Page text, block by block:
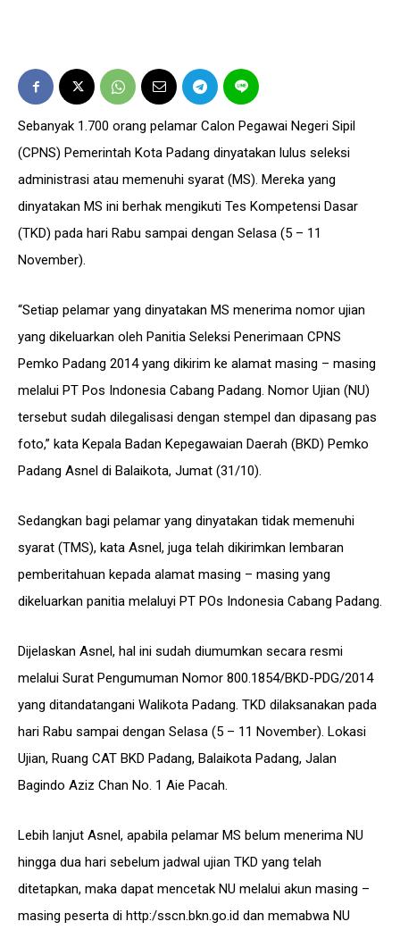
Sebanyak 1.700 orang pelamar Calon Pegawai Negeri Sipil
(CPNS) Pemerintah Kota Padang dinyatakan lulus seleksi
administrasi atau memenuhi syarat (MS). Mereka yang
dinyatakan MS ini berhak mengikuti Tes Kompetensi Dasar
(TKD) pada hari Rabu sampai dengan Selasa (5 – 11
November).
“Setiap pelamar yang dinyatakan MS menerima nomor ujian
yang dikeluarkan oleh Panitia Seleksi Penerimaan CPNS
Pemko Padang 2014 yang dikirim ke alamat masing – masing
melalui PT Pos Indonesia Cabang Padang. Nomor Ujian (NU)
tersebut sudah dilegalisasi dengan stempel dan dipasang pas
foto,” kata Kepala Badan Kepegawaian Daerah (BKD) Pemko
Padang Asnel di Balaikota, Jumat (31/10).
Sedangkan bagi pelamar yang dinyatakan tidak memenuhi
syarat (TMS), kata Asnel, juga telah dikirimkan lembaran
pemberitahuan kepada alamat masing – masing yang
dikeluarkan panitia melaluyi PT POs Indonesia Cabang Padang.
Dijelaskan Asnel, hal ini sudah diumumkan secara resmi
melalui Surat Pengumuman Nomor 800.1854/BKD-PDG/2014
yang ditandatangani Walikota Padang. TKD dilaksanakan pada
hari Rabu sampai dengan Selasa (5 – 11 November). Lokasi
Ujian, Ruang CAT BKD Padang, Balaikota Padang, Jalan
Bagindo Aziz Chan No. 1 Aie Pacah.
Lebih lanjut Asnel, apabila pelamar MS belum menerima NU
hingga dua hari sebelum jadwal ujian TKD yang telah
ditetapkan, maka dapat mencetak NU melalui akun masing –
masing peserta di http:/sscn.bkn.go.id dan memabwa NU